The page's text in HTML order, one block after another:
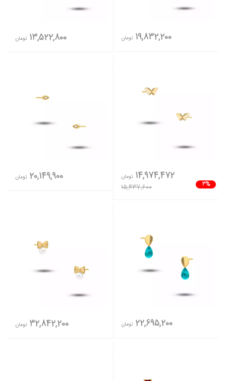
19,832,200 تومان 13,522,800 تومان
3%
14,974,472 تومان
15,437,600
20,149,900 تومان
22,695,200 تومان 32,842,200 تومان